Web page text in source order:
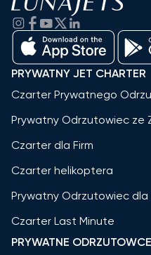
PRYWATNY JET CHARTER
Czarter Prywatnego
Prywatny Odrzutowiec ze
Czarter dla Firm
Czarter helikoptera
Prywatny Odrzutowiec dla
Czarter Last Minute
PRYWATNE ODRZUTOWCE